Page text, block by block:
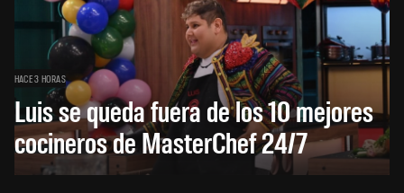
HACE 3 HORAS
Luis se queda fuera de los 10 mejores
cocineros de MasterChef 24/7